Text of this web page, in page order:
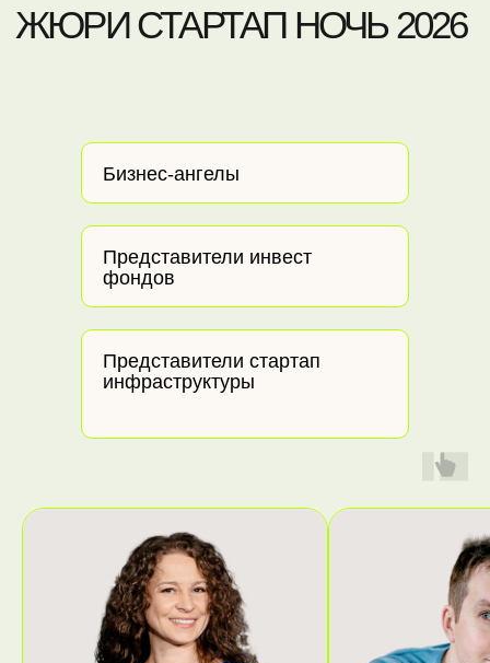
Бизнес-ангелы
Представители инвест
фондов
Представители стартап
инфраструктуры